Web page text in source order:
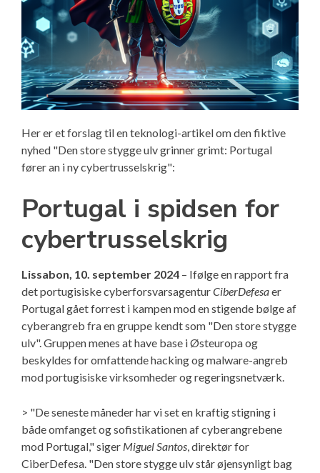
Her er et forslag til en teknologi-artikel om den fiktive
nyhed "Den store stygge ulv grinner grimt: Portugal
fører an i ny cybertrusselskrig":
Portugal i spidsen for
cybertrusselskrig
Lissabon, 10. september 2024 – Ifølge en rapport fra
det portugisiske cyberforsvarsagenturCiberDefesaer
Portugal gået forrest i kampen mod en stigende bølge af
cyberangreb fra en gruppe kendt som "Den store stygge
ulv". Gruppen menes at have base i Østeuropa og
beskyldes for omfattende hacking og malware-angreb
mod portugisiske virksomheder og regeringsnetværk.
> "De seneste måneder har vi set en kraftig stigning i
både omfanget og sofistikationen af cyberangrebene
mod Portugal," siger Miguel Santos, direktør for
CiberDefesa. "Den store stygge ulv står øjensynligt bag